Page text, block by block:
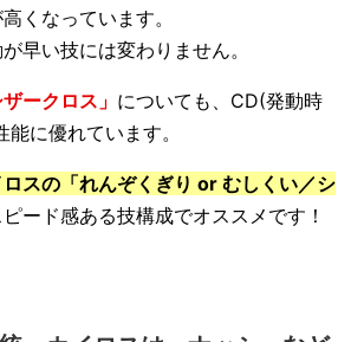
くなっています。
早い技には変わりません。
ザークロス」 についても、CD(発動時
に優れています。
ロスの「れんぞくぎり or むしくい／シ
ード感ある技構成でオススメです！